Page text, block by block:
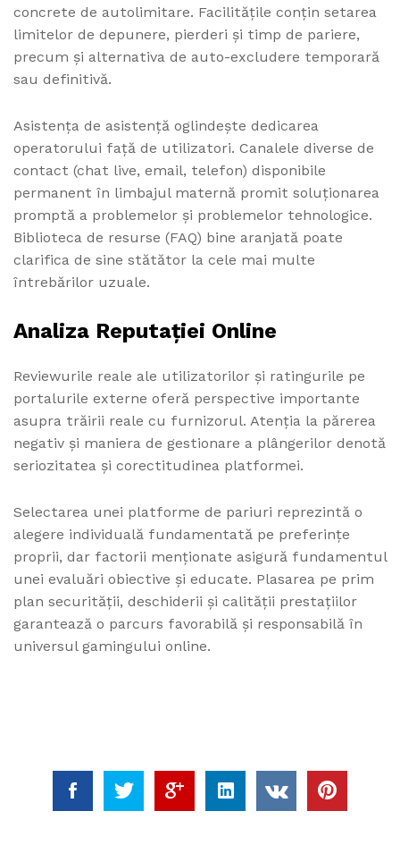
concrete de autolimitare. Facilitățile conțin setarea
limitelor de depunere, pierderi și timp de pariere,
precum și alternativa de auto-excludere temporară
sau definitivă.
Asistența de asistență oglindește dedicarea
operatorului față de utilizatori. Canalele diverse de
contact (chat live, email, telefon) disponibile
permanent în limbajul maternă promit soluționarea
promptă a problemelor și problemelor tehnologice.
Biblioteca de resurse (FAQ) bine aranjată poate
clarifica de sine stătător la cele mai multe
întrebărilor uzuale.
Analiza Reputației Online
Reviewurile reale ale utilizatorilor și ratingurile pe
portalurile externe oferă perspective importante
asupra trăirii reale cu furnizorul. Atenția la părerea
negativ și maniera de gestionare a plângerilor denotă
seriozitatea și corectitudinea platformei.
Selectarea unei platforme de pariuri reprezintă o
alegere individuală fundamentată pe preferințe
proprii, dar factorii menționate asigură fundamentul
unei evaluări obiective și educate. Plasarea pe prim
plan securității, deschiderii și calității prestațiilor
garantează o parcurs favorabilă și responsabilă în
universul gamingului online.